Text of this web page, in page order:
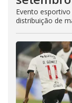
Evento
distribuição de